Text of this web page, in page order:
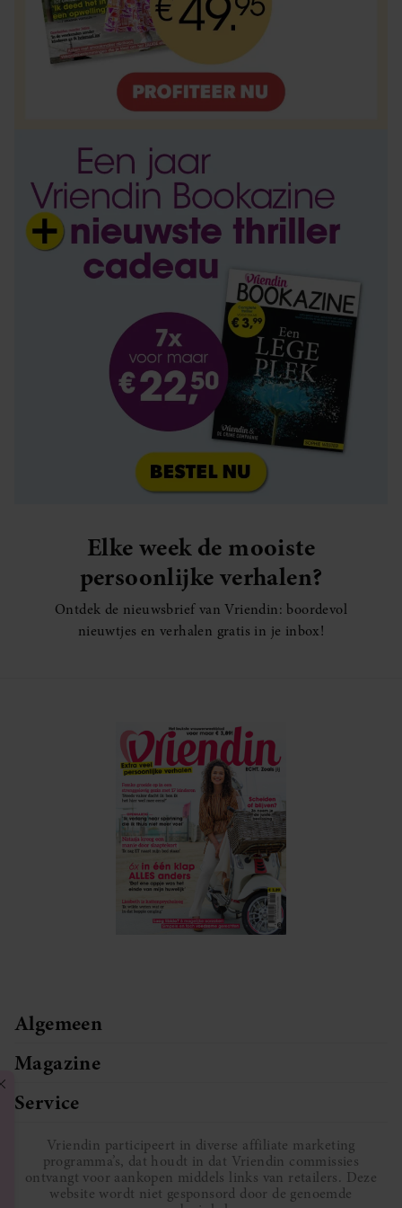
Elke week de mooiste
persoonlijke verhalen?
Ontdek de nieuwsbrief van Vriendin: boordevol
nieuwtjes en verhalen gratis in je inbox!
Algemeen
Magazine
Service
Vriendin participeert in diverse affiliate marketing
programma’s, dat houdt in dat Vriendin commissies
ontvangt voor aankopen middels links van retailers. Deze
website wordt niet gesponsord door de genoemde